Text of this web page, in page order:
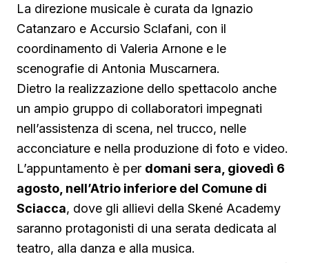
La direzione musicale è curata da Ignazio
Catanzaro e Accursio Sclafani, con il
coordinamento di Valeria Arnone e le
scenografie di Antonia Muscarnera.
Dietro la realizzazione dello spettacolo anche
un ampio gruppo di collaboratori impegnati
nell’assistenza di scena, nel trucco, nelle
acconciature e nella produzione di foto e video.
L’appuntamento è per domani sera, giovedì 6
agosto, nell’Atrio inferiore del Comune di
Sciacca, dove gli allievi della Skené Academy
saranno protagonisti di una serata dedicata al
teatro, alla danza e alla musica.